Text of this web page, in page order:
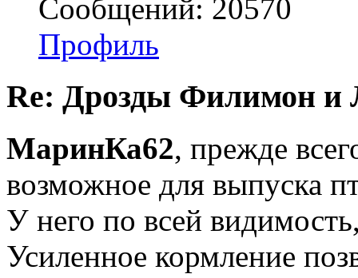
Сообщений: 20570
Профиль
Re: Дрозды Филимон и
МаринКа62, прежде
возможное для выпуска
У него по всей
Усиленное кормление